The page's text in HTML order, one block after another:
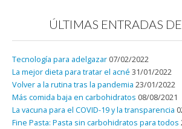
ÚLTIMAS ENTRADAS
Tecnología para adelgazar 07/02/2022
La mejor dieta para tratar el acné 31/01/2022
Volver a la rutina tras la pandemia 23/01/2022
Más comida baja en carbohidratos 08/08/2021
La vacuna para el COVID-19 y la transparencia
Fine Pasta: Pasta sin carbohidratos para todos